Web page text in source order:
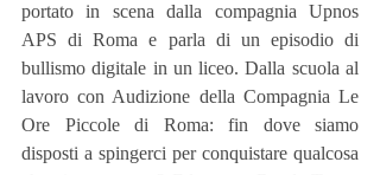
portato in scena dalla compagnia Upnos
APS di Roma e parla di un episodio di
bullismo digitale in un liceo. Dalla scuola al
lavoro con Audizione della Compagnia Le
Ore Piccole di Roma: fin dove siamo
disposti a spingerci per conquistare qualcosa